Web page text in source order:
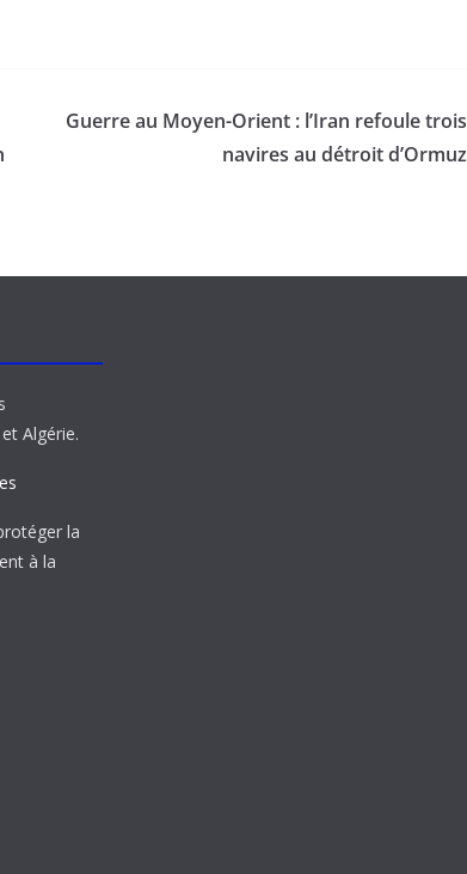
Guerre au Moyen-Orient : l’Iran refoule trois
navires au détroit d’Ormuz
Algérie.
la
à la